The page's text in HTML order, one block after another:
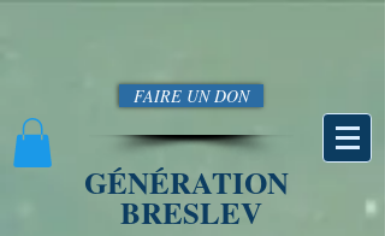
FAIRE UN DON
GÉNÉRATION
BRESLEV